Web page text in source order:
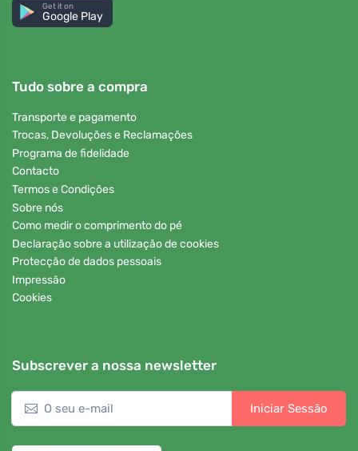
Get it on
Google Play
Tudo sobre a compra
Transporte e pagamento
Trocas, Devoluções e Reclamações
Programa de fidelidade
Contacto
Termos e Condições
Sobre nós
Como medir o comprimento do pé
Declaração sobre a utilização de cookies
Protecção de dados pessoais
Impressão
Cookies
Subscrever a nossa newsletter
Iniciar Sessão